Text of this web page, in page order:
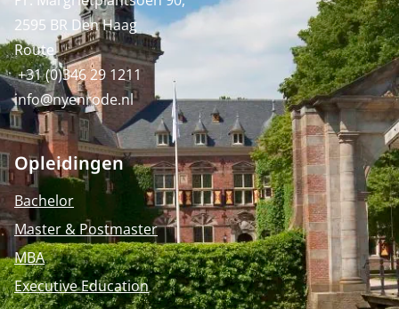
2595 BR Den Haag
Route
+31 (0)346 29 1211
info@nyenrode.nl
Opleidingen
Bachelor
Master & Postmaster
MBA
Executive Education